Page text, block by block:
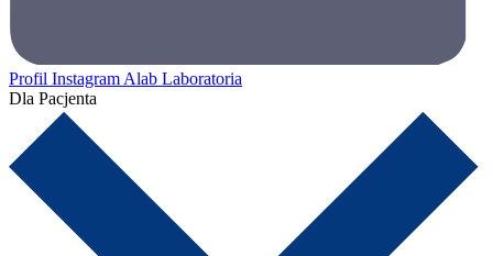
Profil Instagram Alab Laboratoria
Dla Pacjenta